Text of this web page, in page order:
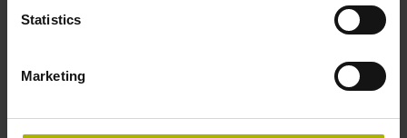
Statistics
Marketing